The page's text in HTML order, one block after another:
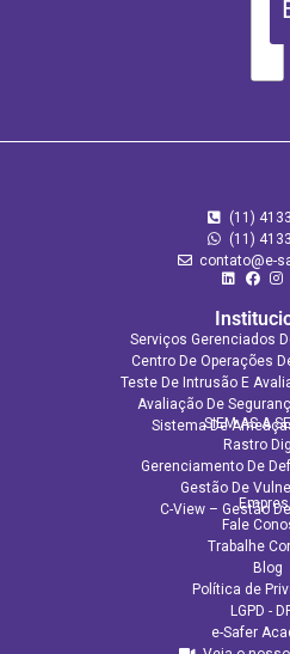
(11)
(11)
contato@e-
Serviços Gerenciados
Centro De Operações
Teste De Intrusão E
Avaliação De
Sistema DeSIEM AS A
Rastro
Gerenciamento De
Gestão De
C-View – Gestão
Fale
Trabalhe
Blog
Política de
LGPD -
e-Safer